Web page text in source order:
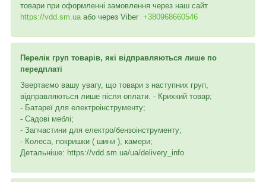
товари при оформленні замовлення через наш сайт
https://vdd.sm.ua або через Viber +380968660546
Перелік груп товарів, які відправляються лише по
передплаті
Звертаємо вашу увагу, що товари з наступних груп,
відправляються лише після оплати. - Крихкий товар;
- Батареї для електроінструменту;
- Садові меблі;
- Запчастини для електро/бензоінструменту;
- Колеса, покришки ( шини ), камери;
Детальніше: https://vdd.sm.ua/ua/delivery_info